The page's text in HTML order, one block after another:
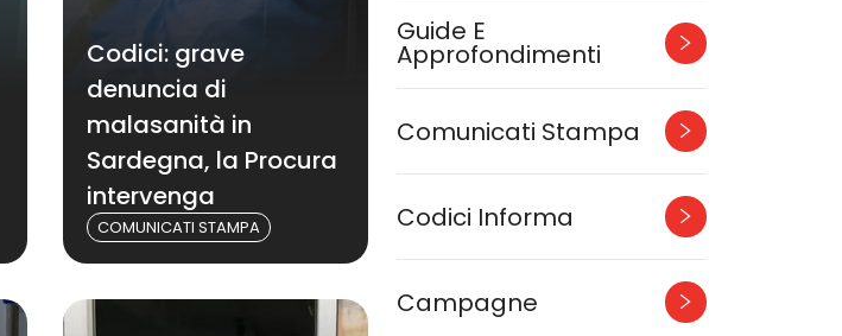
Codici: grave
denuncia di
malasanità in
Sardegna, la Procura
intervenga
COMUNICATI STAMPA
Guide E
Approfondimenti
Comunicati Stampa
Codici Informa
Campagne